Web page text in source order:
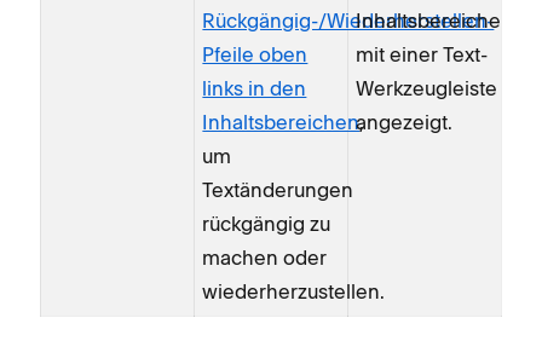
Rückgängig-/Wiederherstellen-
Pfeile oben
links in den
Inhaltsbereichen,
um
Textänderungen
rückgängig zu
machen oder
wiederherzustellen.
Inhaltsbereichen
mit einer Text-
Werkzeugleiste
angezeigt.